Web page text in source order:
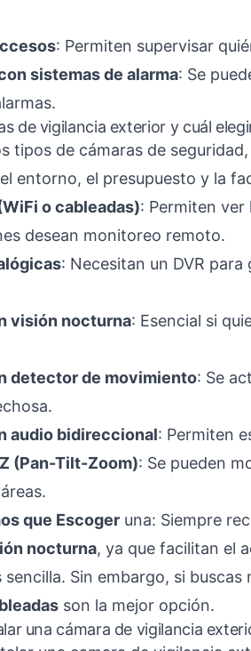
: Permiten supervisar
sistemas de alarma: Se
de vigilancia exterior y cuál
tipos de cámaras de
entorno, el presupuesto y la
o cableadas): Permiten ver
desean monitoreo remoto.
: Necesitan un DVR
visión nocturna: Esencial si
detector de movimiento: Se
audio bidireccional: Permiten
(Pan-Tilt-Zoom): Se pueden
que Escoger una: Siempre
nocturna, ya que facilitan el
Sin embargo, si
son la mejor opción.
una cámara de vigilancia